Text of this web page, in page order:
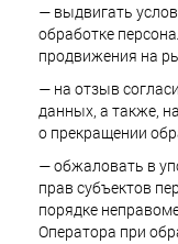
— выдвигать
обработке
продвижения на
— на отзыв
данных, а также,
о прекращении
— обжаловать в
прав субъектов
порядке
Оператора при